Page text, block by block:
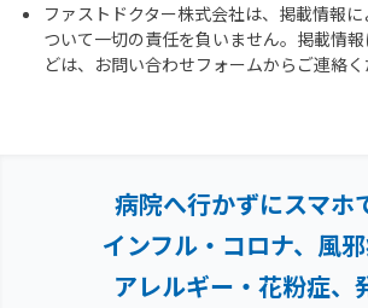
ファストドクター株式会社は、掲載情報
ついて一切の責任を負いません。掲載情
どは、お問い合わせフォームからご連絡く
病院へ行かずにスマホ
インフル・コロナ、風邪
アレルギー・花粉症、